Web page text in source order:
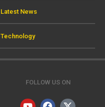
Latest News
Technology
FOLLOW US ON